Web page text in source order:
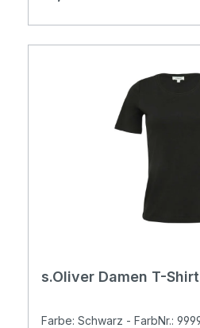
s.Oliver Damen T-
Farbe: Schwarz - FarbNr.: